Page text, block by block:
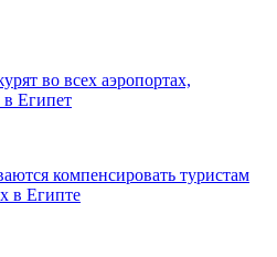
во всех аэропортах,
Египет
компенсировать туристам
в Египте